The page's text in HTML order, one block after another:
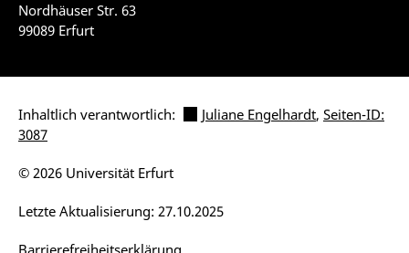
Nordhäuser Str. 63
99089 Erfurt
Inhaltlich verantwortlich: Juliane Engelhardt, Seiten-ID:
3087
Barrierefreiheitserklärung
Letzte Aktualisierung: 27.10.2025
© 2026 Universität Erfurt